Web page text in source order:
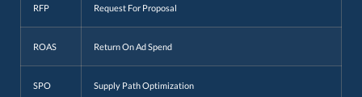
RFP Request For Proposal
ROAS Return On Ad Spend
SPO Supply Path Optimization